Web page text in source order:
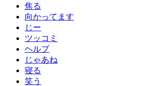
焦る
向かってます
じー
ツッコミ
ヘルプ
じゃあね
寝る
笑う